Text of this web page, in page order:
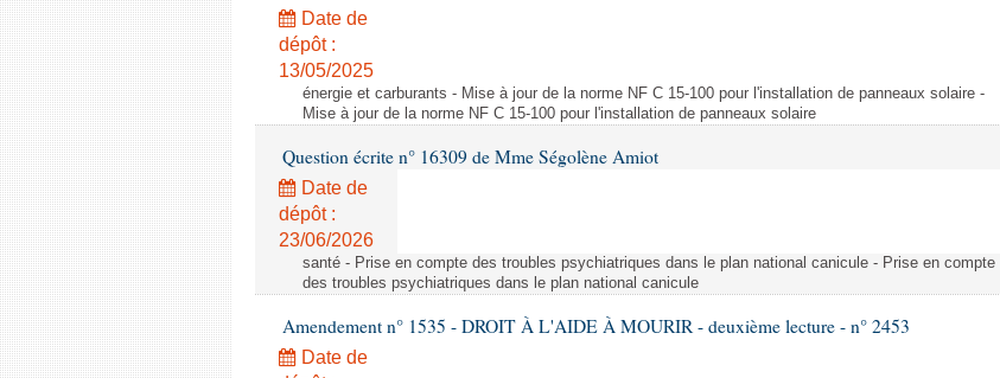
Date de
dépôt :
13/05/2025
énergie et carburants - Mise à jour de la norme NF C 15-100 pour l'installation de panneaux solaire -
Mise à jour de la norme NF C 15-100 pour l'installation de panneaux solaire
Question écrite n° 16309 de Mme Ségolène Amiot
Date de
dépôt :
23/06/2026
santé - Prise en compte des troubles psychiatriques dans le plan national canicule - Prise en compte
des troubles psychiatriques dans le plan national canicule
Amendement n° 1535 - DROIT À L'AIDE À MOURIR - deuxième lecture - n° 2453
Date de